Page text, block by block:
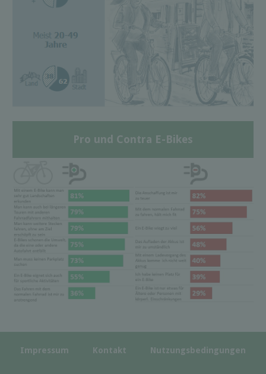
Pro und Contra E-Bikes
Impressum Kontakt Nutzungsbedingungen